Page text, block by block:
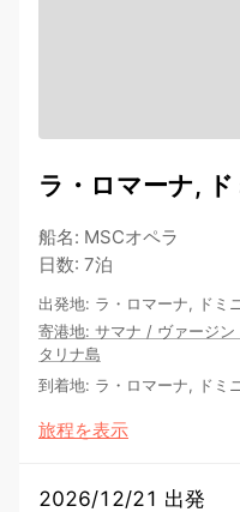
ラ・ロマーナ,
船名: MSCオペラ
日数: 7泊
出発地: ラ・ロマーナ, ドミ
寄港地: サマナ / ヴァージン
タリナ島
到着地: ラ・ロマーナ, ドミ
旅程を表示
2026/12/21 出発